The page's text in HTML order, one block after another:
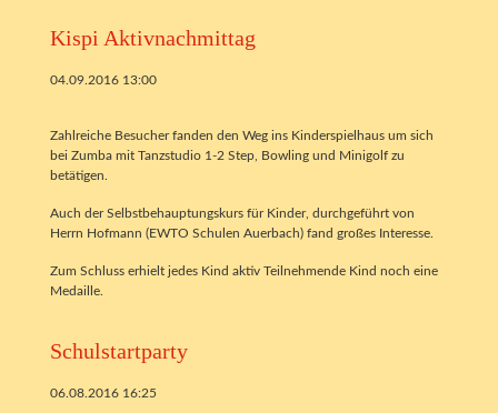
Kispi Aktivnachmittag
04.09.2016 13:00
Zahlreiche Besucher fanden den Weg ins Kinderspielhaus um sich
bei Zumba mit Tanzstudio 1-2 Step, Bowling und Minigolf zu
betätigen.
Auch der Selbstbehauptungskurs für Kinder, durchgeführt von
Herrn Hofmann (EWTO Schulen Auerbach) fand großes Interesse.
Zum Schluss erhielt jedes Kind aktiv Teilnehmende Kind noch eine
Medaille.
Schulstartparty
06.08.2016 16:25